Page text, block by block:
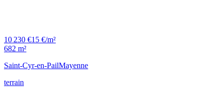
10 230 €15 €/m²
682 m²
Saint-Cyr-en-PailMayenne
terrain